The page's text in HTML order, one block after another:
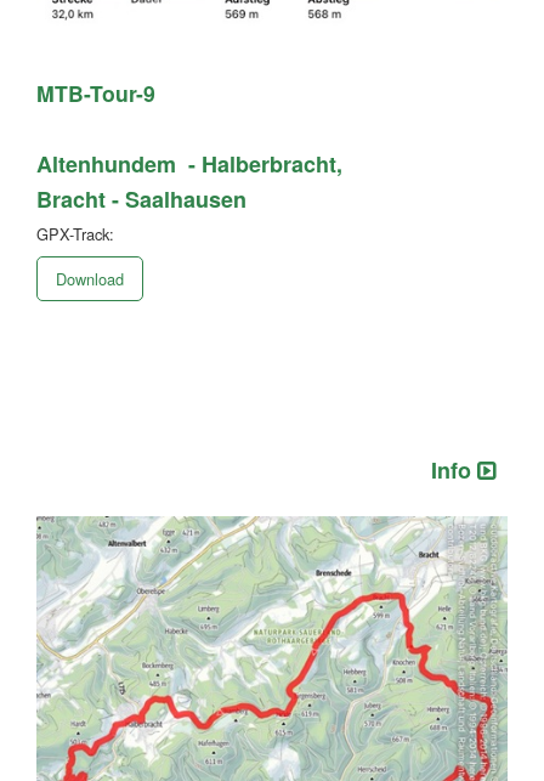
MTB-Tour-9
Altenhundem - Halberbracht,
Bracht - Saalhausen
GPX-Track:
Download
Info